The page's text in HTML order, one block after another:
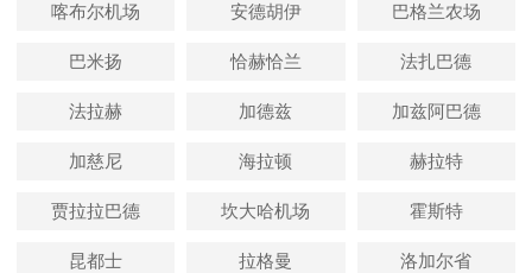
喀布尔机场 安德胡伊 巴格兰农场
巴米扬 恰赫恰兰 法扎巴德
法拉赫 加德兹 加兹阿巴德
加慈尼 海拉顿 赫拉特
贾拉拉巴德 坎大哈机场 霍斯特
昆都士 拉格曼 洛加尔省